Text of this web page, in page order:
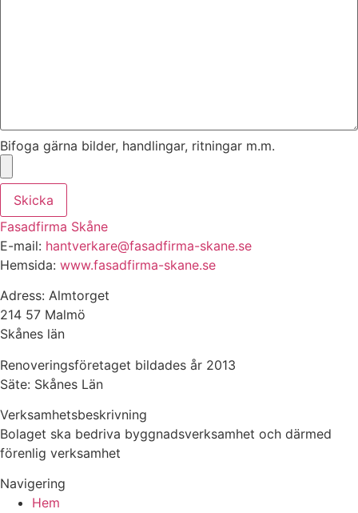
Bifoga gärna bilder, handlingar, ritningar m.m.
Skicka
Fasadfirma Skåne
E-mail: hantverkare@fasadfirma-skane.se
Hemsida: www.fasadfirma-skane.se
Adress: Almtorget
214 57 Malmö
Skånes län
Renoveringsföretaget bildades år 2013
Säte: Skånes Län
Verksamhetsbeskrivning
Bolaget ska bedriva byggnadsverksamhet och därmed
förenlig verksamhet
Navigering
Hem